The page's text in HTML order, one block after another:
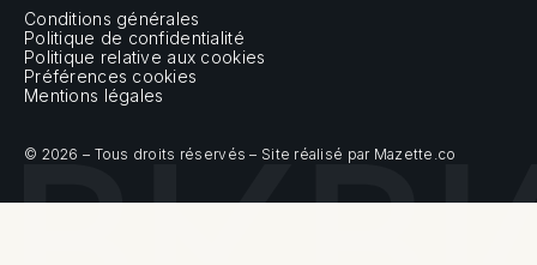
© 2026 – Tous droits réservés – Site réalisé par Mazette.co
Conditions générales
Politique de confidentialité
Politique relative aux cookies
Préférences cookies
Mentions légales